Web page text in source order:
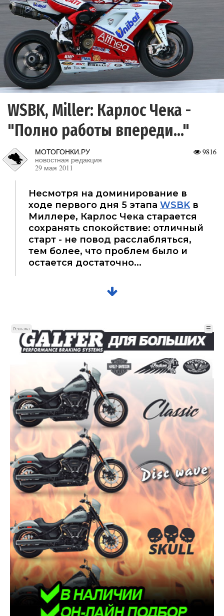
WSBK, Miller: Карлос Чека -
"Полно работы впереди..."
9816
МОТОГОНКИ.РУ
новостная редакция
29 мая 2011
Несмотря на доминирование в
ходе первого дня 5 этапа WSBKв
Миллере, Карлос Чека старается
сохранять спокойствие: отличный
старт - не повод расслабляться,
тем более, что проблем было и
остается достаточно...
Реклама ☰